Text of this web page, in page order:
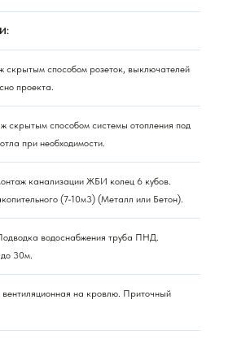
скрытым способом розеток, выключателей
проекта.
скрытым способом системы отопления под
при необходимости.
канализации ЖБИ колец 6 кубов.
(7-10м3) (Металл или Бетон).
водоснабжения труба ПНД.
30м.
вентиляционная на кровлю. Приточный